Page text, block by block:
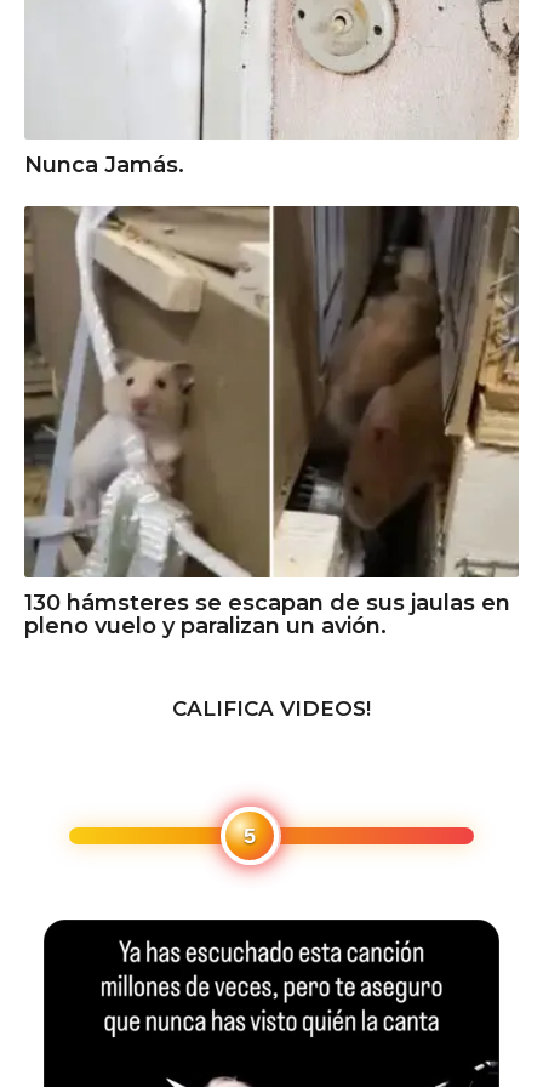
Nunca Jamás.
130 hámsteres se escapan de sus jaulas en
pleno vuelo y paralizan un avión.
CALIFICA VIDEOS!